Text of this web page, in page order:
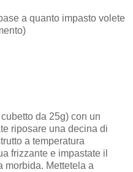
a quanto impasto volete
da 25g) con un
riposare una decina di
a temperatura
frizzante e impastate il
morbida. Mettetela a